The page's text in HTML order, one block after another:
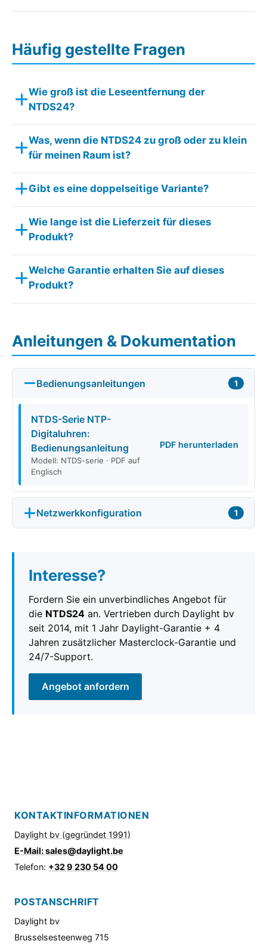
Häufig gestellte Fragen
Wie groß ist die Leseentfernung der
NTDS24?
Was, wenn die NTDS24 zu groß oder zu klein
für meinen Raum ist?
Gibt es eine doppelseitige Variante?
Wie lange ist die Lieferzeit für dieses
Produkt?
Welche Garantie erhalten Sie auf dieses
Produkt?
Anleitungen & Dokumentation
Bedienungsanleitungen 1
NTDS-Serie NTP-
Digitaluhren:
Bedienungsanleitung
Modell: NTDS-serie · PDF auf
Englisch
PDF herunterladen
Netzwerkkonfiguration 1
Interesse?
Fordern Sie ein unverbindliches Angebot für
die NTDS24 an. Vertrieben durch Daylight bv
seit 2014, mit 1 Jahr Daylight-Garantie + 4
Jahren zusätzlicher Masterclock-Garantie und
24/7-Support.
Angebot anfordern
KONTAKTINFORMATIONEN
Daylight bv (gegründet 1991)
E-Mail: sales@daylight.be
Telefon: +32 9 230 54 00
POSTANSCHRIFT
Daylight bv
Brusselsesteenweg 715